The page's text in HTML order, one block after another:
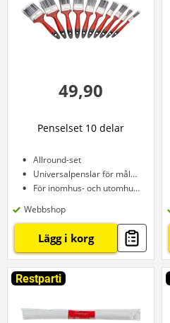
49,90
Penselset 10 delar
Allround-set
Universalpenslar för målning
För inomhus- och utomhusbruk
Webbshop
Lägg i korg
Restparti